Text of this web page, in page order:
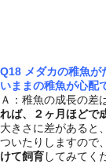
Q18 メダカの稚魚が
いままの稚魚が心配
Ａ：稚魚の成長の差
れば、２ヶ月ほどで
大きさに差があると
ついたりしますので、
けて飼育してみてく